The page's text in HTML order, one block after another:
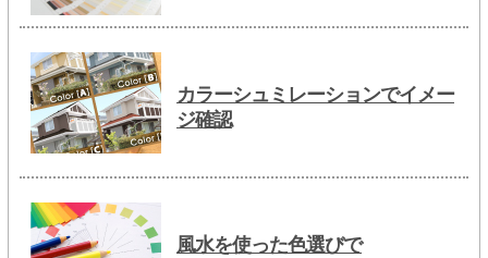
カラーシュミレーションでイメー
ジ確認
風水を使った色選びで